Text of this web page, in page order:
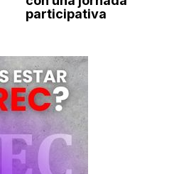
participativa